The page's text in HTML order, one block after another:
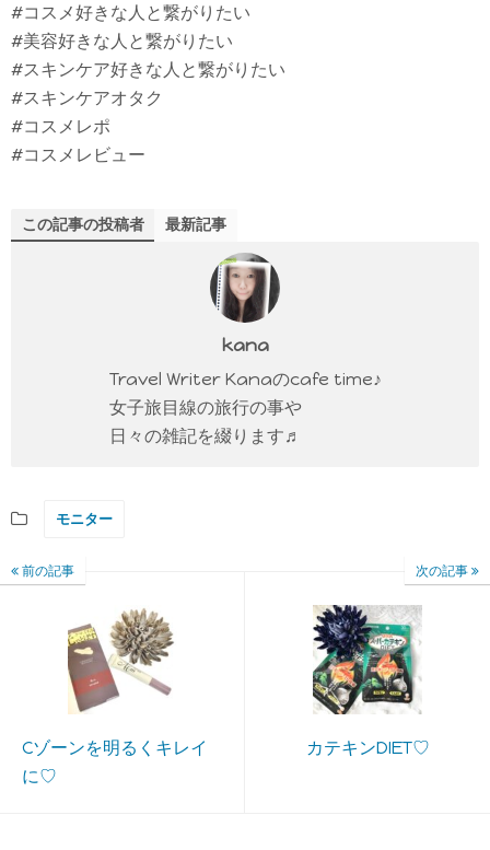
#コスメ好きな人と繋がりたい
#美容好きな人と繋がりたい
#スキンケア好きな人と繋がりたい
#スキンケアオタク
#コスメレポ
#コスメレビュー
この記事の投稿者 最新記事
kana
Travel Writer Kanaのcafe time♪
女子旅目線の旅行の事や
日々の雑記を綴ります♬
モニター
前の記事
Cゾーンを明るくキレイ
に♡
次の記事
カテキンDIET♡